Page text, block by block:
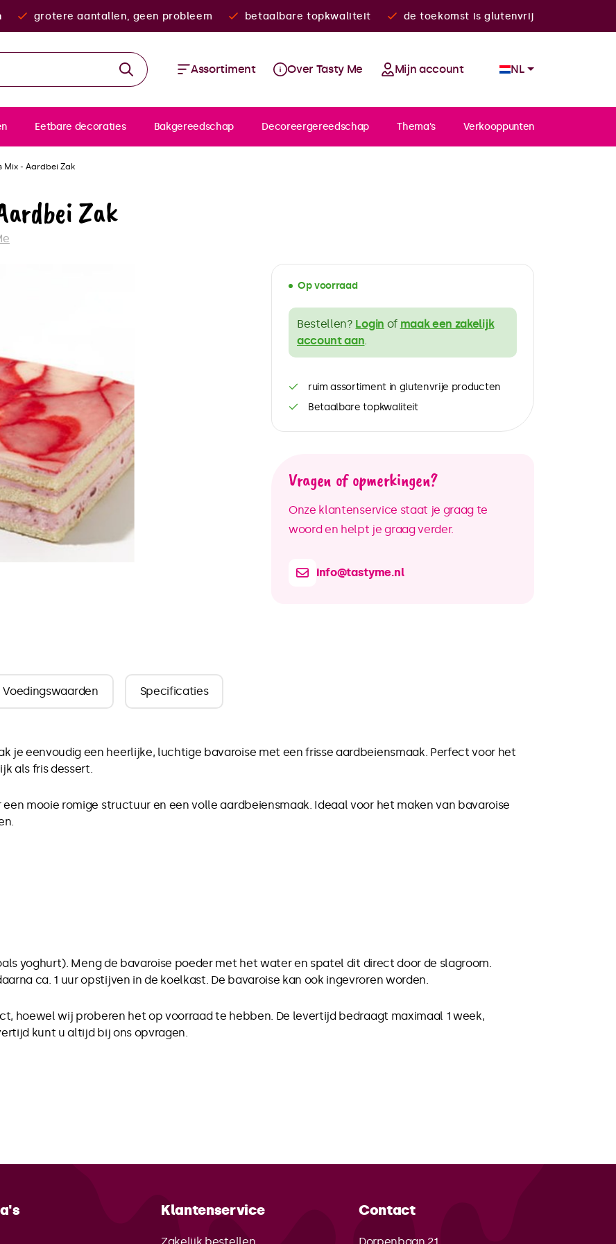
grotere aantallen, geen probleem betaalbare topkwaliteit de toekomst is glutenvrij
Assortiment Over Tasty Me Mijn account NL
Eetbare decoraties Bakgereedschap Decoreergereedschap Thema's Verkooppunten
Mix - Aardbei Zak
Zak
Op voorraad
Bestellen? Login of maak een zakelijk
account aan
ruim assortiment in glutenvrije producten
Betaalbare topkwaliteit
Vragen of opmerkingen?
Onze klantenservice staat je graag te
woord en helpt je graag verder.
info@tastyme.nl
Voedingswaarden Specificaties
je eenvoudig een heerlijke, luchtige bavaroise met een frisse aardbeiensmaak. Perfect voor het
als fris dessert.
mooie romige structuur en een volle aardbeiensmaak. Ideaal voor het maken van bavaroise
yoghurt). Meng de bavaroise poeder met het water en spatel dit direct door de slagroom.
ca. 1 uur opstijven in de koelkast. De bavaroise kan ook ingevroren worden.
hoewel wij proberen het op voorraad te hebben. De levertijd bedraagt maximaal 1 week,
kunt u altijd bij ons opvragen.
Klantenservice Contact